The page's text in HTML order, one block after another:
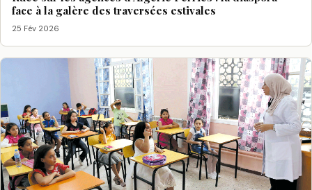
face à la galère des traversées estivales
25 Fév 2026